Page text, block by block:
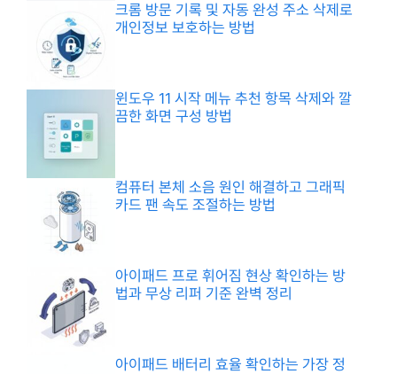
크롬 방문 기록 및 자동 완성 주소 삭제로
개인정보 보호하는 방법
윈도우 11 시작 메뉴 추천 항목 삭제와 깔
끔한 화면 구성 방법
컴퓨터 본체 소음 원인 해결하고 그래픽
카드 팬 속도 조절하는 방법
아이패드 프로 휘어짐 현상 확인하는 방
법과 무상 리퍼 기준 완벽 정리
아이패드 배터리 효율 확인하는 가장 정